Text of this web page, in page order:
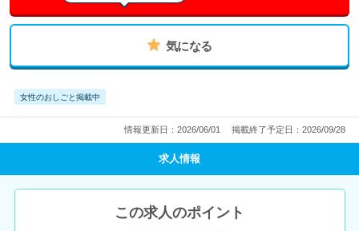
気になる
女性のおしごと掲載中
情報更新日：2026/06/01 掲載終了予定日：2026/09/28
求人情報
この求人のポイント